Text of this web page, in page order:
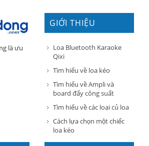
là ưu
GIỚI THIỆU
Loa Bluetooth Karaoke
Qixi
Tìm hiểu về loa kéo
Tìm hiểu về Ampli và
board đẩy công suất
Tìm hiểu về các loại củ loa
Cách lựa chọn một chiếc
loa kéo